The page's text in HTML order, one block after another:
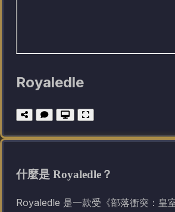
Royaledle
什麼是 Royaledle？
Royaledle 是一款受《部落衝突：皇